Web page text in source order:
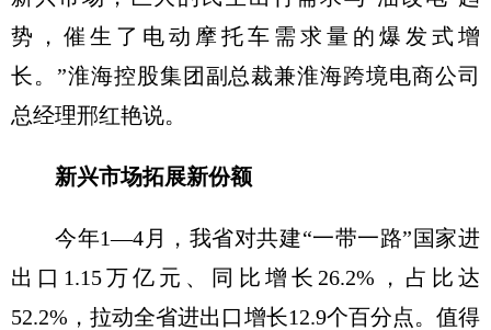
势，催生了电动摩托车需求量的爆发式增
长。”淮海控股集团副总裁兼淮海跨境电商公司
总经理邢红艳说。
新兴市场拓展新份额
今年1—4月，我省对共建“一带一路”国家进
出口1.15万亿元、同比增长26.2%，占比达
52.2%，拉动全省进出口增长12.9个百分点。值得